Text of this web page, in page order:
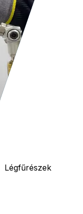
Légfűrészek